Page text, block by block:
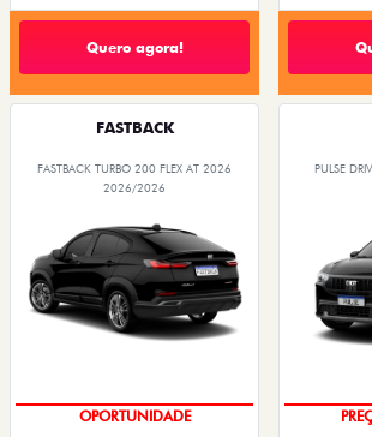
Quero agora!
FASTBACK
FASTBACK TURBO 200 FLEX AT 2026
2026/2026
OPORTUNIDADE
PULSE
O SUV